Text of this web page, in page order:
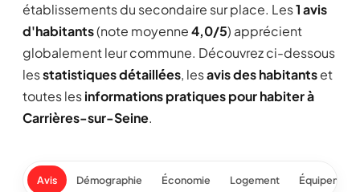
établissements du secondaire sur place. Les1 avis
d'habitants(note moyenne4,0/5) apprécient
globalement leur commune. Découvrez ci-dessous
lesstatistiques détaillées, lesavis des habitantset
toutes lesinformations pratiques pour habiter à
Carrières-sur-Seine.
Avis Démographie Économie Logement